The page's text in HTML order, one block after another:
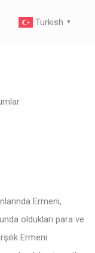
Turkish ▼
Ermeni,
oldukları para ve
Ermeni